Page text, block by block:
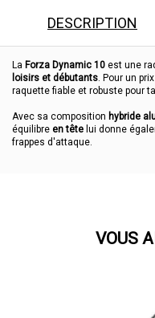
DESCRIPTION
La Forza Dynamic 10 est une
loisirs et débutants. Pour un
raquette fiable et robuste pour
Avec sa composition hybride
équilibre en tête lui donne
frappes d'attaque.
VOUS